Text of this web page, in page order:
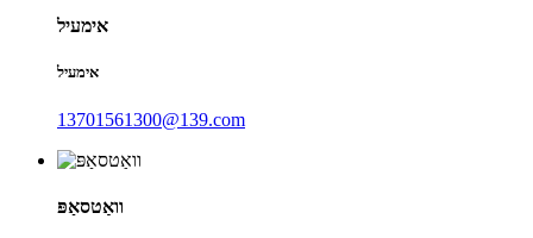
אימעיל
אימעיל
13701561300@139.com
וואַטסאַפּ